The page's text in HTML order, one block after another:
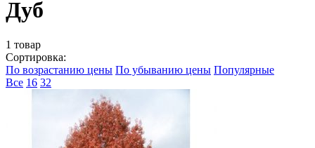
Дуб
1 товар
Сортировка:
По возрастанию цены По убыванию цены Популярные
Все 16 32